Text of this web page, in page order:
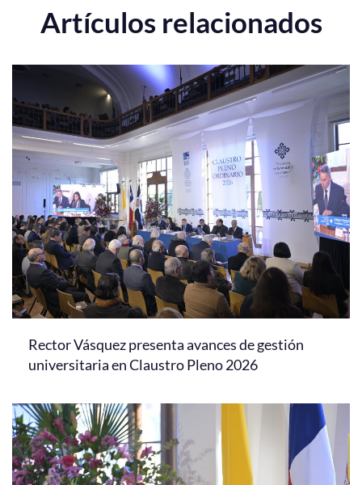
Artículos relacionados
Rector Vásquez presenta avances de gestión
universitaria en Claustro Pleno 2026